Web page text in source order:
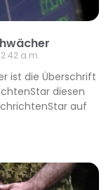
a.m.
ist die Überschrift
diesen
auf